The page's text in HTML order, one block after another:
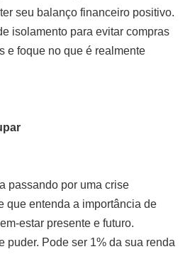
seu balanço financeiro positivo.
isolamento para evitar compras
e foque no que é realmente
passando por uma crise
que entenda a importância de
estar presente e futuro.
puder. Pode ser 1% da sua renda